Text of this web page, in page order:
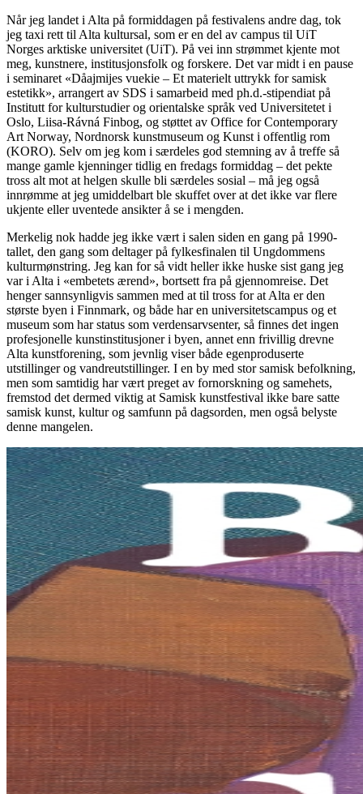
Når jeg landet i Alta på formiddagen på festivalens andre dag, tok
jeg taxi rett til Alta kultursal, som er en del av campus til UiT
Norges arktiske universitet (UiT). På vei inn strømmet kjente mot
meg, kunstnere, institusjonsfolk og forskere. Det var midt i en pause
i seminaret «Dåajmijes vuekie – Et materielt uttrykk for samisk
estetikk», arrangert av SDS i samarbeid med ph.d.-stipendiat på
Institutt for kulturstudier og orientalske språk ved Universitetet i
Oslo, Liisa-Rávná Finbog, og støttet av Office for Contemporary
Art Norway, Nordnorsk kunstmuseum og Kunst i offentlig rom
(KORO). Selv om jeg kom i særdeles god stemning av å treffe så
mange gamle kjenninger tidlig en fredags formiddag – det pekte
tross alt mot at helgen skulle bli særdeles sosial – må jeg også
innrømme at jeg umiddelbart ble skuffet over at det ikke var flere
ukjente eller uventede ansikter å se i mengden.
Merkelig nok hadde jeg ikke vært i salen siden en gang på 1990-
tallet, den gang som deltager på fylkesfinalen til Ungdommens
kulturmønstring. Jeg kan for så vidt heller ikke huske sist gang jeg
var i Alta i «embetets ærend», bortsett fra på gjennomreise. Det
henger sannsynligvis sammen med at til tross for at Alta er den
største byen i Finnmark, og både har en universitetscampus og et
museum som har status som verdensarvsenter, så finnes det ingen
profesjonelle kunstinstitusjoner i byen, annet enn frivillig drevne
Alta kunstforening, som jevnlig viser både egenproduserte
utstillinger og vandreutstillinger. I en by med stor samisk befolkning,
men som samtidig har vært preget av fornorskning og samehets,
fremstod det dermed viktig at Samisk kunstfestival ikke bare satte
samisk kunst, kultur og samfunn på dagsorden, men også belyste
denne mangelen.